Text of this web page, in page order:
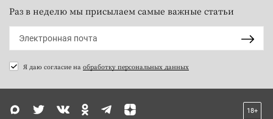
Раз в неделю мы присылаем самые важные статьи
Я даю согласие на обработку персональных данных
18+